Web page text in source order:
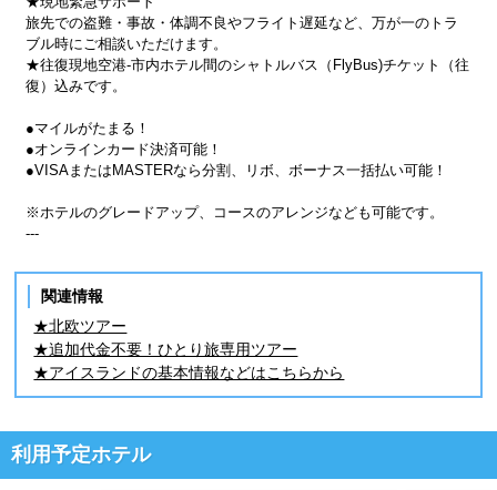
旅先での盗難・事故・体調不良やフライト遅延など、万が一のトラ
ブル時にご相談いただけます。
★往復現地空港-市内ホテル間のシャトルバス（FlyBus)チケット（往
復）込みです。
●マイルがたまる！
●オンラインカード決済可能！
●VISAまたはMASTERなら分割、リボ、ボーナス一括払い可能！
※ホテルのグレードアップ、コースのアレンジなども可能です。
---
関連情報
★北欧ツアー
★追加代金不要！ひとり旅専用ツアー
★アイスランドの基本情報などはこちらから
利用予定ホテル